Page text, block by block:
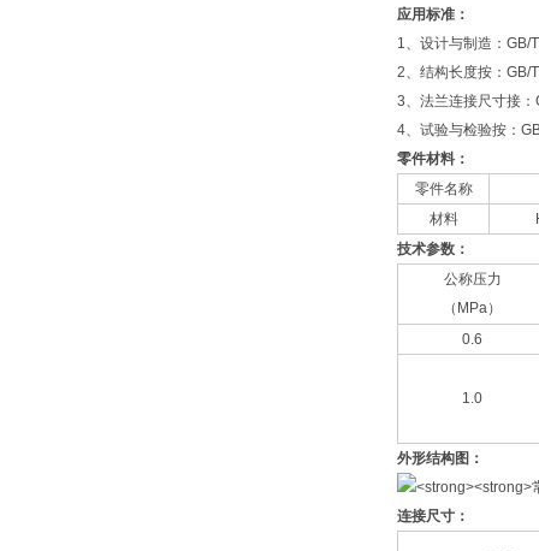
应用标准：
1、设计与制造：GB/
2、结构长度按：GB/
3、法兰连接尺寸接
4、试验与检验按：
零件材料：
零件名称
材料
技术参数：
公称压力
（MPa）
0.6
1.0
外形结构图：
连接尺寸：